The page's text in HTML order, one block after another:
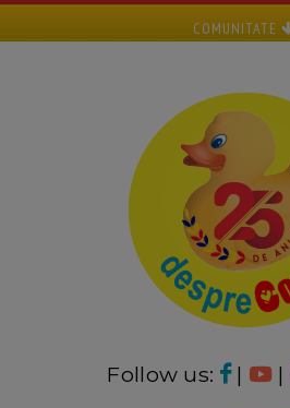
COMUNITATE
Follow us: | |